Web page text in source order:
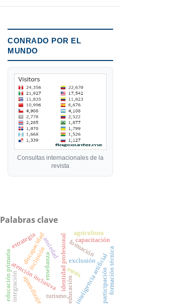
CONRADO POR EL
MUNDO
Consultas internacionales de la
revista
Palabras clave
formación
atención inclusiva identidad profesional
enseñanza
aprendizaje
inclusión exclusión
discapacidad capacitación
inteligencia artificial
estrés
ansiedad
agricultura
formación técnica
turismo
educación primaria educación
integración participación
estrategia